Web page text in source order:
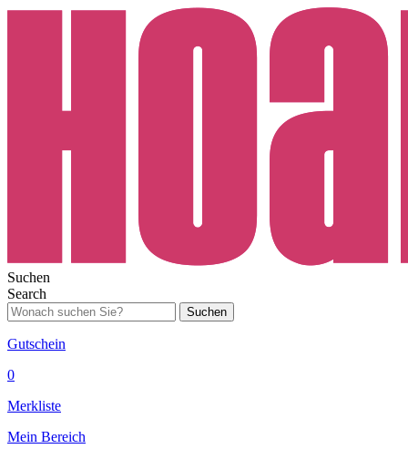
Suchen
Search
Suchen
Gutschein
0
Merkliste
Mein Bereich